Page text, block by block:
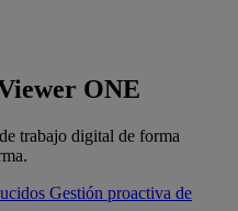
ONE
trabajo digital de forma
Gestión proactiva de